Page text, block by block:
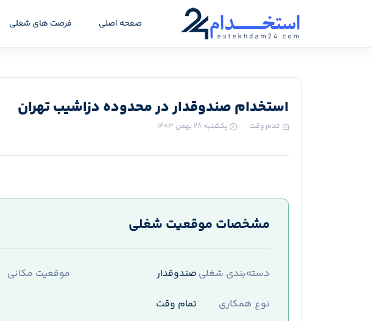
صفحه اصلی فرصت های شغلی
استخدام صندوقدار در محدوده دزاشیب تهران
تمام وقت یکشنبه ۲۸ بهمن ۱۴۰۳
مشخصات موقعیت شغلی
دسته‌بندی شغلی صندوقدار موقعیت مکانی
نوع همکاری
تمام وقت